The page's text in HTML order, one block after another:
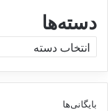
دسته‌ها
س
ت
ه
بایگانی‌ها